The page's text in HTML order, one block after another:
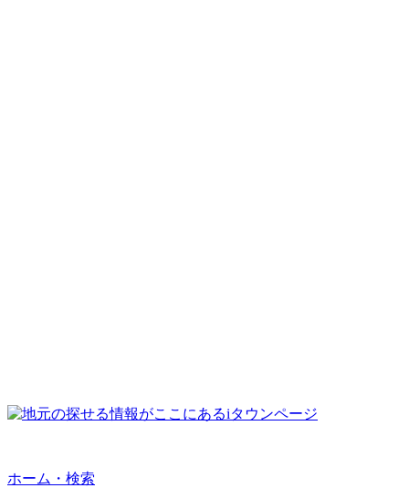
ホーム・検索